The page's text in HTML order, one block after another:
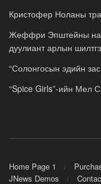
Кристофер Ноланы
Жеффри Эпштейны
дуулиант арлын
“Солонгосын эдийн
“Spice Girls”-ийн Мел
Home Page 1
JNews Demos